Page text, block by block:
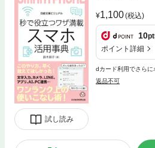
試し読み
1,100(税込)
10pt
ポイント詳細
dカード利用でさらに
返品不可